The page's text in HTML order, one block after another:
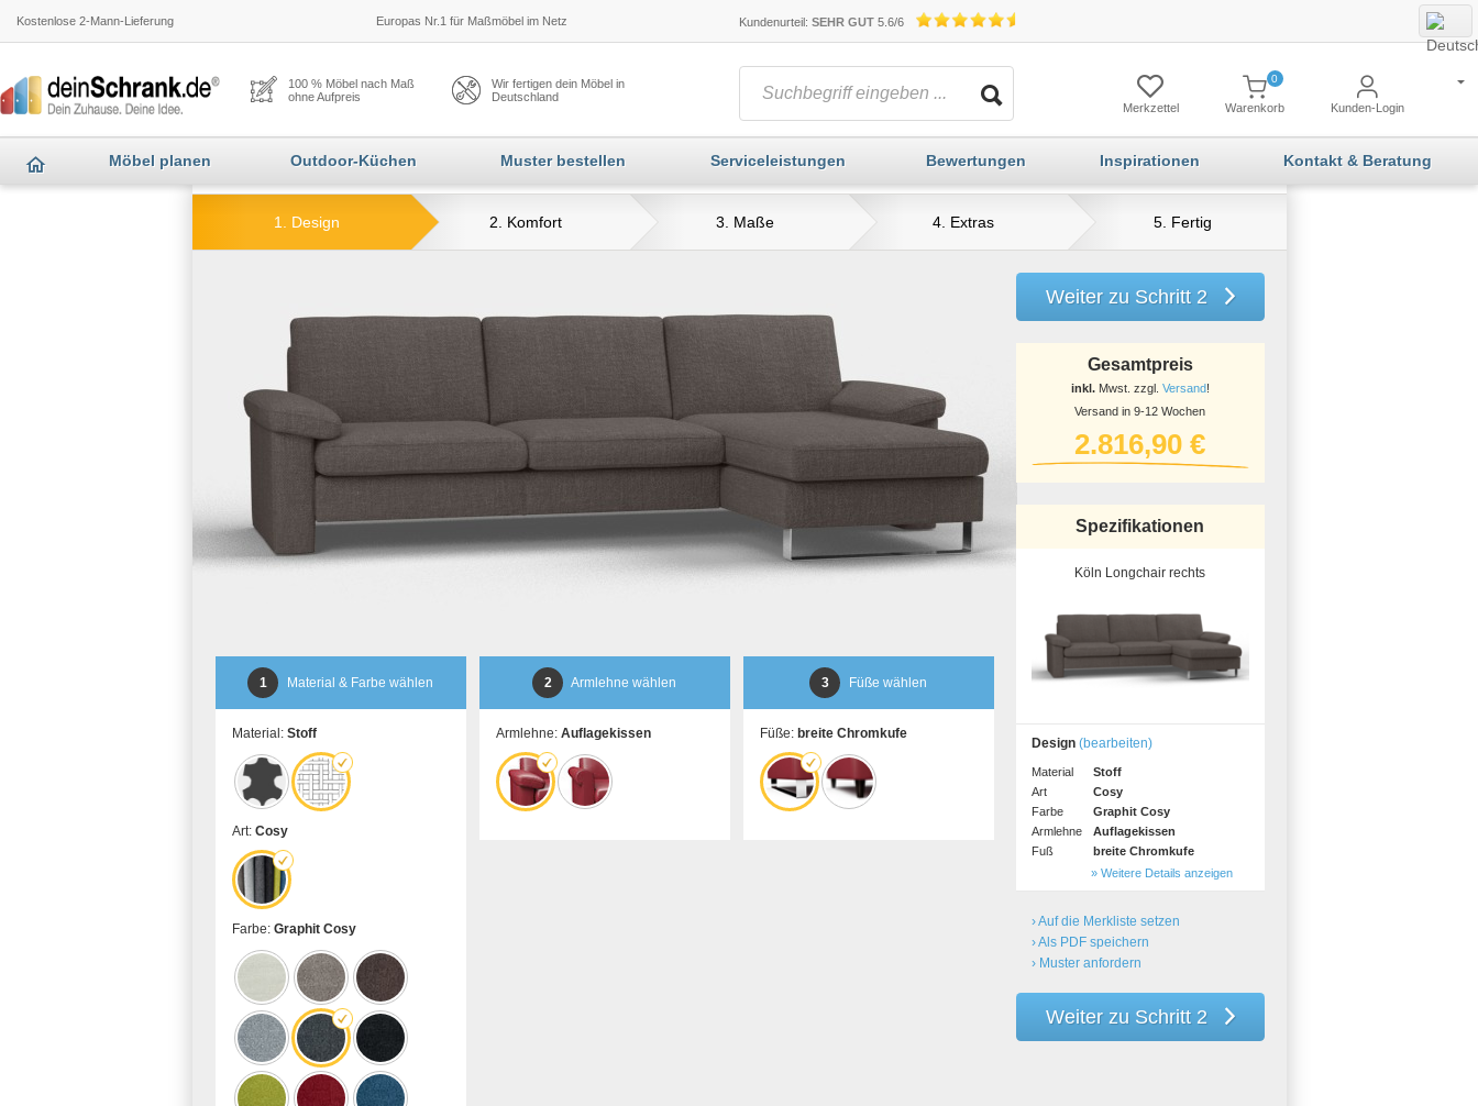
Kostenlose 2-Mann-Lieferung Europas Nr.1 für Maßmöbel im Netz Kundenurteil: SEHR GUT 5.6/6
100 % Möbel nach Maß
ohne Aufpreis
Wir fertigen dein Möbel in
Deutschland
Merkzettel
Warenkorb
0
Kunden-Login
Möbel planen Outdoor-Küchen Muster bestellen Serviceleistungen Bewertungen Inspirationen Kontakt & Beratung
5. Fertig
4. Extras
3. Maße
2. Komfort
1. Design
1 Material & Farbe wählen
Material: Stoff
Art: Cosy
Farbe: Graphit Cosy
2 Armlehne wählen
Armlehne: Auflagekissen
3 Füße wählen
Füße: breite Chromkufe
Weiter zu Schritt 2
Gesamtpreis
inkl.Mwst. zzgl. Versand!
Versand in 9-12 Wochen
2.816,90 €
Spezifikationen
Köln Longchair rechts
Design (bearbeiten)
Material
Stoff
Art
Cosy
Farbe
Graphit Cosy
Armlehne
Auflagekissen
Fuß
breite Chromkufe
» Weitere Details anzeigen
› Auf die Merkliste setzen
› Als PDF speichern
› Muster anfordern
Weiter zu Schritt 2